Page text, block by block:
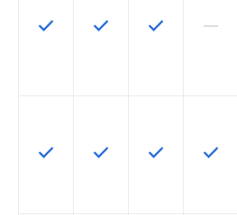
لا تتوفّر هذه الميزة لرمز التخزين
horizontal_rule تتوفّر هذه الميزة لرمز
check تتوفّر هذه الميزة
check تتوفّر
check
تتوفّر هذه الميزة لرمز التخزين
check تتوفّر هذه الميزة لرمز
check تتوفّر هذه الميزة
check تتوفّر
check